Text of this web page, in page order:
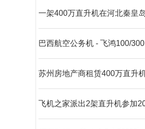
巴西航空公务机 - 飞鸿100/300